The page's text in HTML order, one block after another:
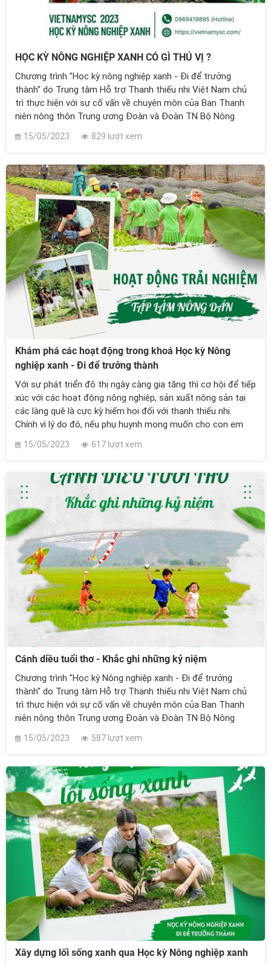
HỌC KỲ NÔNG NGHIỆP XANH CÓ GÌ THÚ VỊ ?
Chương trình "Học kỳ nông nghiệp xanh - Đi để trưởng
thành" do Trung tâm Hỗ trợ Thanh thiếu nhi Việt Nam chủ
trì thực hiện với sự cố vấn về chuyên môn của Ban Thanh
niên nông thôn Trung ương Đoàn và Đoàn TN Bộ Nông
15/05/2023 829 lượt xem
Khám phá các hoạt động trong khoá Học kỳ Nông
nghiệp xanh - Đi để trưởng thành
Với sự phát triển đô thị ngày càng gia tăng thì cơ hội để tiếp
xúc với các hoạt động nông nghiệp, sản xuất nông sản tại
các làng quê là cực kỳ hiếm hoi đối với thanh thiếu nhi.
Chính vì lý do đó, nếu phụ huynh mong muốn cho con em
kỳ Nông Nghiệp xanh năm 2023.
15/05/2023 617 lượt xem
Cánh diều tuổi thơ - Khắc ghi những kỷ niệm
Chương trình "Học kỳ Nông nghiệp xanh - Đi để trưởng
thành" do Trung tâm Hỗ trợ Thanh thiếu nhi Việt Nam chủ
trì thực hiện với sự cố vấn về chuyên môn của Ban Thanh
niên nông thôn Trung ương Đoàn và Đoàn TN Bộ Nông
một hoạt động bổ ích dành cho thanh thiếu niên để khám
15/05/2023 587 lượt xem
Xây dựng lối sống xanh qua Học kỳ Nông nghiệp xanh